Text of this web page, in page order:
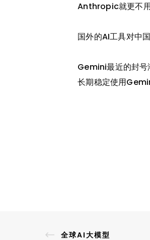
Anthropic就更不用
国外的AI工具对中
Gemini最近的封号
长期稳定使用
全球AI大模型